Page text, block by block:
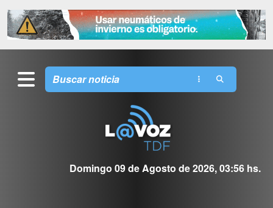
Domingo 09 de Agosto de 2026, 03:56 hs.